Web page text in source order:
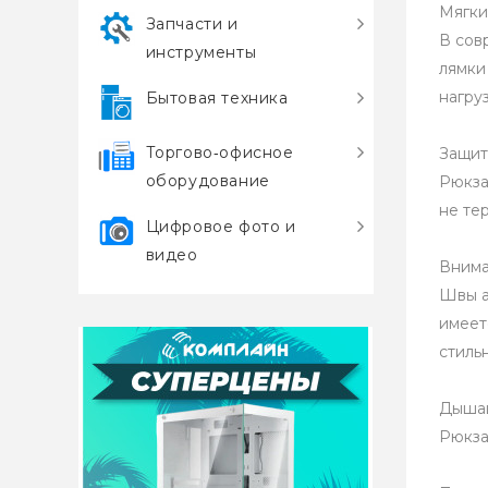
Запчасти и
инструменты
Бытовая техника
Торгово‑офисное
оборудование
Цифровое фото и
видео
В
не
Швы